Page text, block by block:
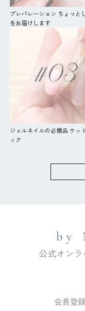
プレパレーション ちょっと
をお届けします
ジェルネイルの必需品 ウッ
ック
会員登